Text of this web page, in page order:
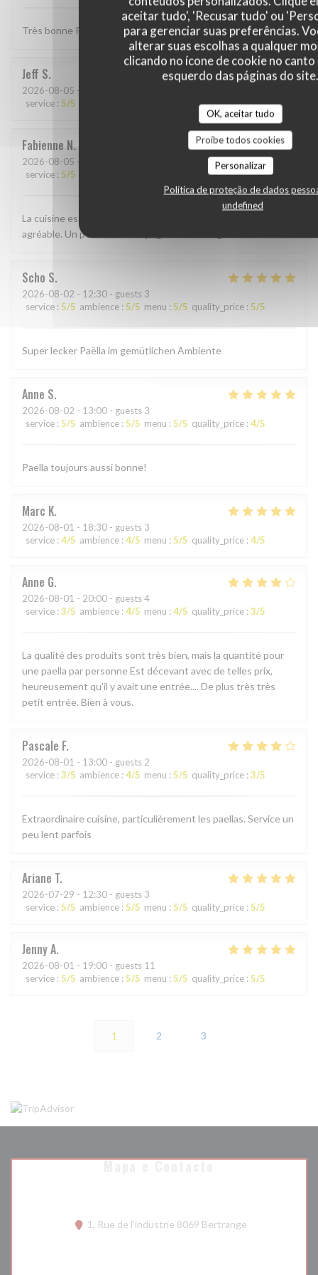
aceitar tudo', 'Recusar tudo' ou
para gerenciar suas preferências.
alterar suas escolhas a qualquer
clicando no ícone de cookie no
esquerdo das páginas do site.
OK, aceitar tudo
Proíbe todos cookies
Personalizar
Política de proteção de dados
undefined
Très bonne Paella, quantité un peu petite . . .
Jeff S
2026-08-05 - 19:00 - guests 4
service : 5/5 quality_price:4/5
Fabienne N
2026-08-05 - 19:30 - guests 2
service : 5/5 quality_price:5/5
La cuisine est excellente et le personnel très sympathique et
agréable. Un petit bout d’Espagne à Bertrange
Scho S
2026-08-02 - 12:30 - guests 3
service : 5/5 ambience : 5/5 menu : 5/5 quality_price : 5/5
Super lecker Paëlla im gemütlichen Ambiente
Anne S
2026-08-02 - 13:00 - guests 3
service : 5/5 ambience : 5/5 menu : 5/5 quality_price : 4/5
Paella toujours aussi bonne!
Marc K
2026-08-01 - 18:30 - guests 3
service : 4/5 ambience : 4/5 menu : 5/5 quality_price : 4/5
Anne G
2026-08-01 - 20:00 - guests 4
service : 3/5 ambience : 4/5 menu : 4/5 quality_price : 3/5
La qualité des produits sont très bien, mais la quantité pour
une paella par personne Est décevant avec de telles prix,
heureusement qu'il y avait une entrée.... De plus très très
petit entrée. Bien à vous.
Pascale F
2026-08-01 - 13:00 - guests 2
service : 3/5 ambience : 4/5 menu : 5/5 quality_price : 3/5
Extraordinaire cuisine, particulièrement les paellas. Service un
peu lent parfois
Ariane T
2026-07-29 - 12:30 - guests 3
service : 5/5 ambience : 5/5 menu : 5/5 quality_price : 5/5
JennyA
2026-08-01 - 19:00 - guests 11
service : 5/5 ambience : 5/5 menu : 5/5 quality_price : 5/5
1 2 3
Mapa e Contacto
1, Rue de l'industrie 8069 Bertrange